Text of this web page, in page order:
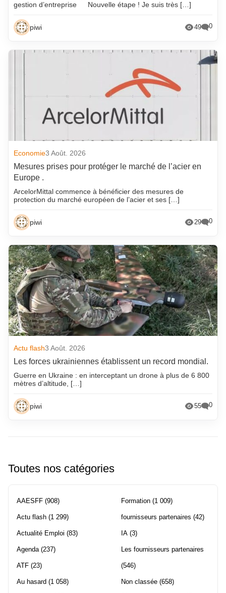
gestion d’entreprise Nouvelle étape ! Je suis très […]
piwi 49 0
Economie3 Août. 2026
Mesures prises pour protéger le marché de l’acier en
Europe .
ArcelorMittal commence à bénéficier des mesures de
protection du marché européen de l’acier et ses […]
piwi 29 0
Actu flash3 Août. 2026
Les forces ukrainiennes établissent un record mondial.
Guerre en Ukraine : en interceptant un drone à plus de 6 800
mètres d’altitude, […]
piwi 55 0
Toutes nos catégories
AAESFF (908)
Actu flash (1 299)
Actualité Emploi (83)
Agenda (237)
ATF (23)
Au hasard (1 058)
Formation (1 009)
fournisseurs partenaires (42)
IA (3)
Les fournisseurs partenaires
(546)
Non classée (658)